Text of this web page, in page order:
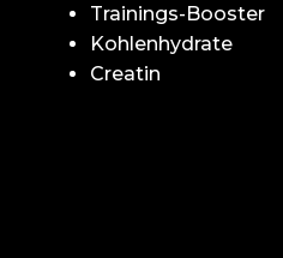
Trainings-Booster
Kohlenhydrate
Creatin